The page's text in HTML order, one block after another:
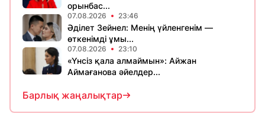
орынбас...
07.08.2026 23:46
Әділет Зейнел: Менің үйленгенім —
өткенімді ұмы...
07.08.2026 23:10
«Үнсіз қала алмаймын»: Айжан
Аймағанова әйелдер...
Барлық жаңалықтар